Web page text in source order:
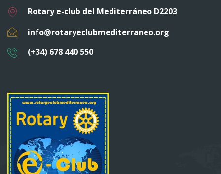
Rotary e-club del Mediterráneo D2203
info@rotaryeclubmediterraneo.org
(+34) 678 440 550